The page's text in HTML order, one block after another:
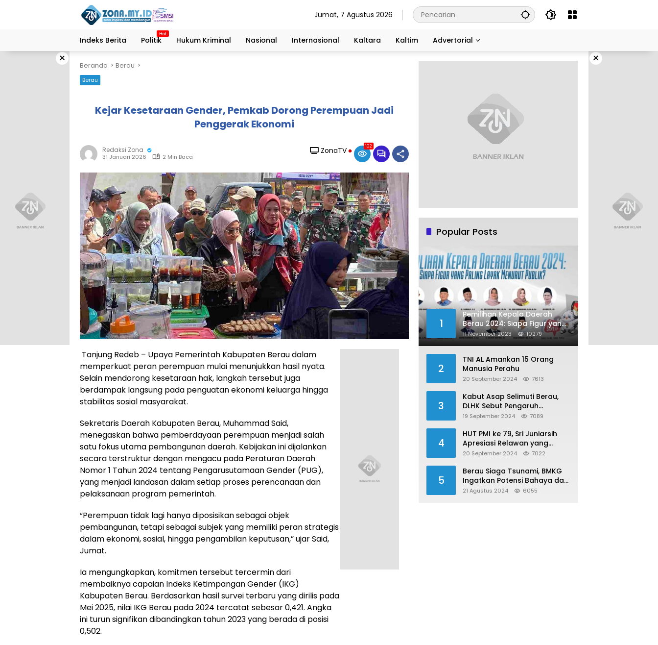
Jumat, 7 Agustus 2026
Indeks Berita Politik Hukum Kriminal Nasional Internasional Kaltara Kaltim Advertorial
× ×
Beranda Berau
Berau
Kejar Kesetaraan Gender, Pemkab Dorong Perempuan Jadi
Penggerak Ekonomi
Redaksi Zona
31 Januari 2026 2 Min Baca
ZonaTV 102
Tanjung Redeb – Upaya Pemerintah Kabupaten Berau dalam
memperkuat peran perempuan mulai menunjukkan hasil nyata.
Selain mendorong kesetaraan hak, langkah tersebut juga
berdampak langsung pada penguatan ekonomi keluarga hingga
stabilitas sosial masyarakat.
Sekretaris Daerah Kabupaten Berau, Muhammad Said,
menegaskan bahwa pemberdayaan perempuan menjadi salah
satu fokus utama pembangunan daerah. Kebijakan ini dijalankan
secara terstruktur dengan mengacu pada Peraturan Daerah
Nomor 1 Tahun 2024 tentang Pengarusutamaan Gender (PUG),
yang menjadi landasan dalam setiap proses perencanaan dan
pelaksanaan program pemerintah.
“Perempuan tidak lagi hanya diposisikan sebagai objek
pembangunan, tetapi sebagai subjek yang memiliki peran strategis
dalam ekonomi, sosial, hingga pengambilan keputusan,” ujar Said,
Jumat.
Ia mengungkapkan, komitmen tersebut tercermin dari
membaiknya capaian Indeks Ketimpangan Gender (IKG)
Kabupaten Berau. Berdasarkan hasil survei terbaru yang dirilis pada
Mei 2025, nilai IKG Berau pada 2024 tercatat sebesar 0,421. Angka
ini turun signifikan dibandingkan tahun 2023 yang berada di posisi
0,502.
Popular Posts
1
Pemilihan Kepala Daerah
Berau 2024: Siapa Figur yang
Paling Layak Menurut Publik?
11 November 2023 10279
2
TNI AL Amankan 15 Orang
Manusia Perahu
20 September 2024 7613
3
Kabut Asap Selimuti Berau,
DLHK Sebut Pengaruh
Karhutla
19 September 2024 7089
4
HUT PMI ke 79, Sri Juniarsih
Apresiasi Relawan yang
Konsisten Donor Darah
20 September 2024 7022
5
Berau Siaga Tsunami, BMKG
Ingatkan Potensi Bahaya dari
Megathrust Utara Sulawesi
21 Agustus 2024 6055